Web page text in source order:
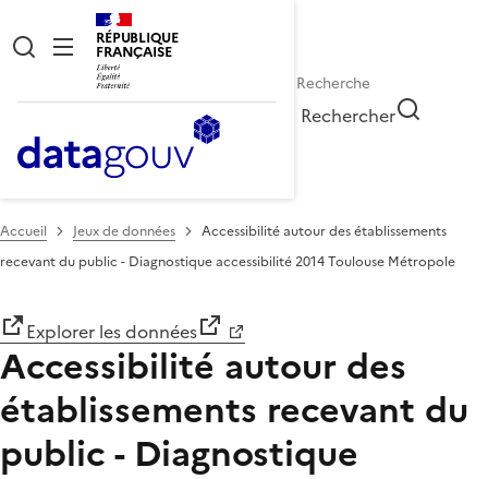
RÉPUBLIQUE
FRANÇAISE
Rechercher
Accueil Jeux de données
Accessibilité autour des établissements
recevant du public - Diagnostique accessibilité 2014 Toulouse Métropole
Explorer les données
Accessibilité autour des
établissements recevant du
public - Diagnostique